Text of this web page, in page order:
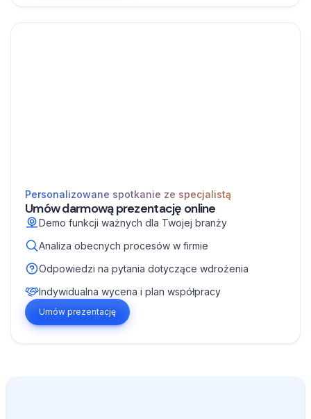
Personalizowane spotkanie ze specjalistą
Umów darmową prezentację online
Demo funkcji ważnych dla Twojej branży
Analiza obecnych procesów w firmie
Odpowiedzi na pytania dotyczące wdrożenia
Indywidualna wycena i plan współpracy
Umów prezentację